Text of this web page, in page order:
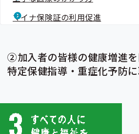
マイナ保険証の利用促進
②加入者の皆様の健康増進を
特定保健指導・重症化予防